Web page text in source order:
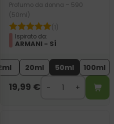
Profumo da donna – 590
(50ml)
(1)
Ispirato da:
ARMANI - SÍ
20ml 50ml 100ml
19,99 €